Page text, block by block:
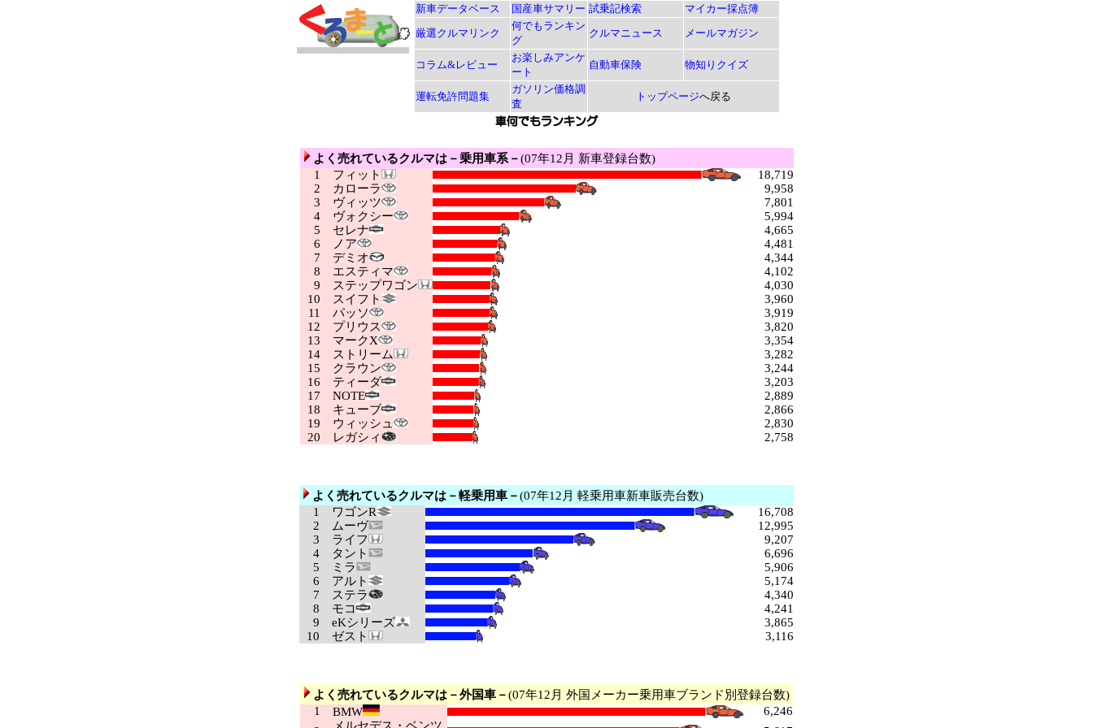
新車データベース 国産車サマリー 試乗記検索
マイカー採点簿
厳選クルマリンク
何でもランキン
グ
クルマニュース メールマガジン
コラム&レビュー
お楽しみアンケ
ート
自動車保険 物知りクイズ
運転免許問題集
ガソリン価格調
査
トップページへ戻る
よく売れているクルマは－乗用車系－(07年12月 新車登録台数)
1
フィット
18,719
2 カローラ
9,958
3 ヴィッツ
7,801
4ヴォクシー
5,994
5 セレナ
4,665
6 ノア
4,481
7 デミオ
4,344
8 エスティマ
4,102
9 ステップワゴン
4,030
10 スイフト
3,960
11
パッソ
3,919
12 プリウス
3,820
13 マークX
3,354
14ストリーム
3,282
15 クラウン
3,244
16 ティーダ
3,203
17 NOTE
2,889
18 キューブ
2,866
19 ウィッシュ
2,830
20 レガシィ 2,758
よく売れているクルマは－軽乗用車－(07年12月 軽乗用車新車販売台数)
1
ワゴンR
16,708
2 ムーヴ
12,995
3 ライフ
9,207
4 タント
6,696
5 ミラ
5,906
6 アルト
5,174
7 ステラ
4,340
8 モコ
4,241
9 eKシリーズ
3,865
10 ゼスト 3,116
よく売れているクルマは－外国車－(07年12月 外国メーカー乗用車ブランド別登録台数)
1
BMW
6,246